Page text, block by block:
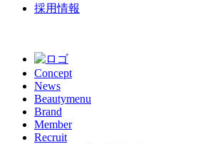
採用情報
Concept
News
Beautymenu
Brand
Member
Recruit